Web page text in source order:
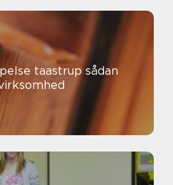
taastrup sådan